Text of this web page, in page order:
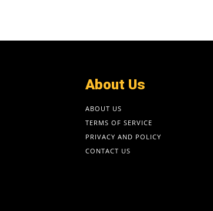
About Us
ABOUT US
TERMS OF SERVICE
PRIVACY AND POLICY
CONTACT US